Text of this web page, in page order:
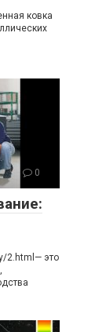
ковка
0
2.html— это